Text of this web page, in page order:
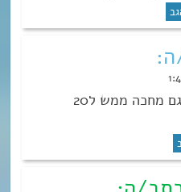
תודה על הפרק וגם מחכה ממש ל20